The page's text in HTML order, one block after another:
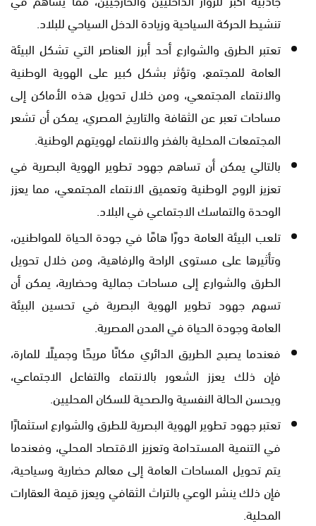
تنشيط الحركة السياحية وزيادة الدخل السياحي للبلاد.
تعتبر الطرق والشوارع أحد أبرز العناصر التي تشكل البيئة
العامة للمجتمع، وتؤثر بشكل كبير على الهوية الوطنية
والانتماء المجتمعي، ومن خلال تحويل هذه الأماكن إلى
مساحات تعبر عن الثقافة والتاريخ المصري، يمكن أن تشعر
المجتمعات المحلية بالفخر والانتماء لهويتهم الوطنية.
بالتالي يمكن أن تساهم جهود تطوير الهوية البصرية في
تعزيز الروح الوطنية وتعميق الانتماء المجتمعي، مما يعزز
الوحدة والتماسك الاجتماعي في البلاد.
تلعب البيئة العامة دورًا هامًا في جودة الحياة للمواطنين،
وتأثيرها على مستوى الراحة والرفاهية، ومن خلال تحويل
الطرق والشوارع إلى مساحات جمالية وحضارية، يمكن أن
تسهم جهود تطوير الهوية البصرية في تحسين البيئة
العامة وجودة الحياة في المدن المصرية.
فعندما يصبح الطريق الدائري مكانًا مريحًا وجميلًا للمارة،
فإن ذلك يعزز الشعور بالانتماء والتفاعل الاجتماعي،
ويحسن الحالة النفسية والصحية للسكان المحليين.
تعتبر جهود تطوير الهوية البصرية للطرق والشوارع استثمارًا
في التنمية المستدامة وتعزيز الاقتصاد المحلي، وفعندما
يتم تحويل المساحات العامة إلى معالم حضارية وسياحية،
فإن ذلك ينشر الوعي بالتراث الثقافي ويعزز قيمة العقارات
المحلية.